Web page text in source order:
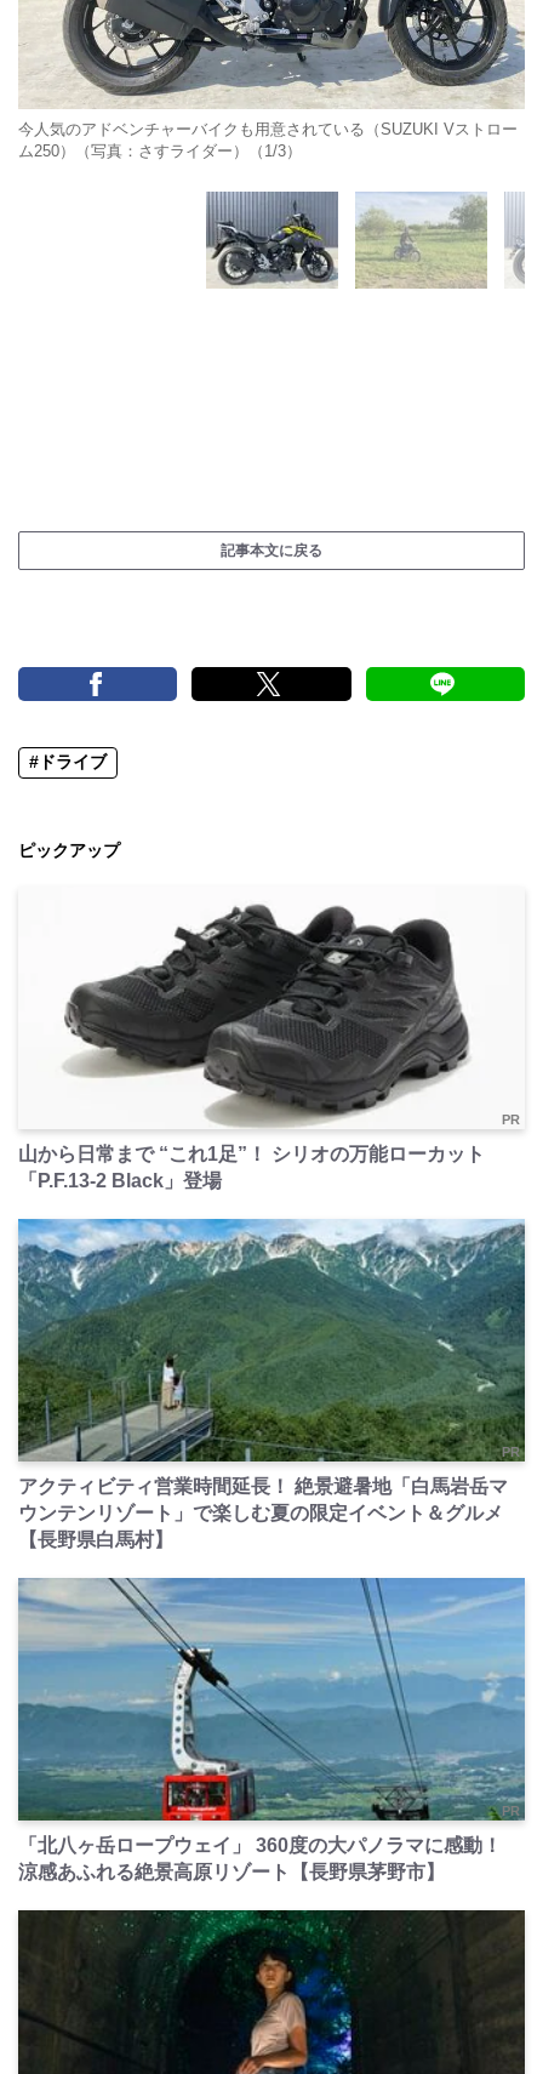
今人気のアドベンチャーバイクも用意されている（SUZUKI Vストロー
ム250）（写真：さすライダー）（1/3）
記事本文に戻る
#ドライブ
ピックアップ
PR
山から日常まで “これ1足”！ シリオの万能ローカット
「P.F.13-2 Black」登場
PR
アクティビティ営業時間延長！ 絶景避暑地「白馬岩岳マ
ウンテンリゾート」で楽しむ夏の限定イベント＆グルメ
【長野県白馬村】
PR
「北八ヶ岳ロープウェイ」 360度の大パノラマに感動！
涼感あふれる絶景高原リゾート【長野県茅野市】